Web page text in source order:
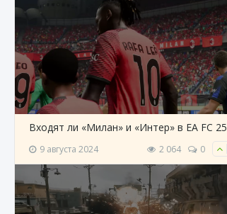
Входят ли «Милан» и «Интер» в EA FC 25
9 августа 2024 2 064 0